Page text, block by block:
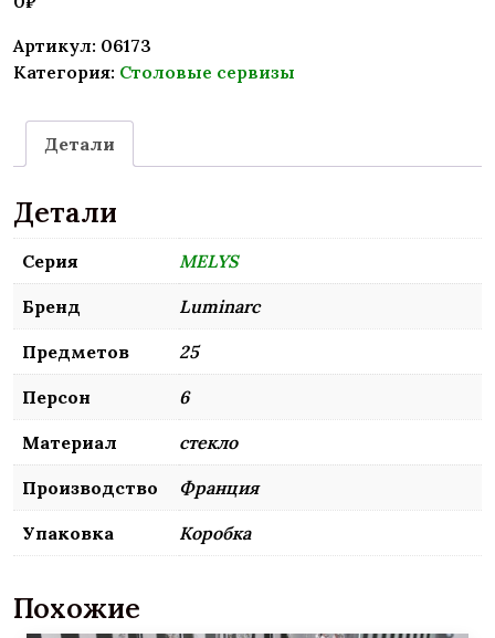
Артикул: 06173
Категория: Столовые сервизы
Детали
Детали
Серия MELYS
Бренд Luminarc
Предметов 25
Персон 6
Материал стекло
Производство Франция
Упаковка Коробка
Похожие